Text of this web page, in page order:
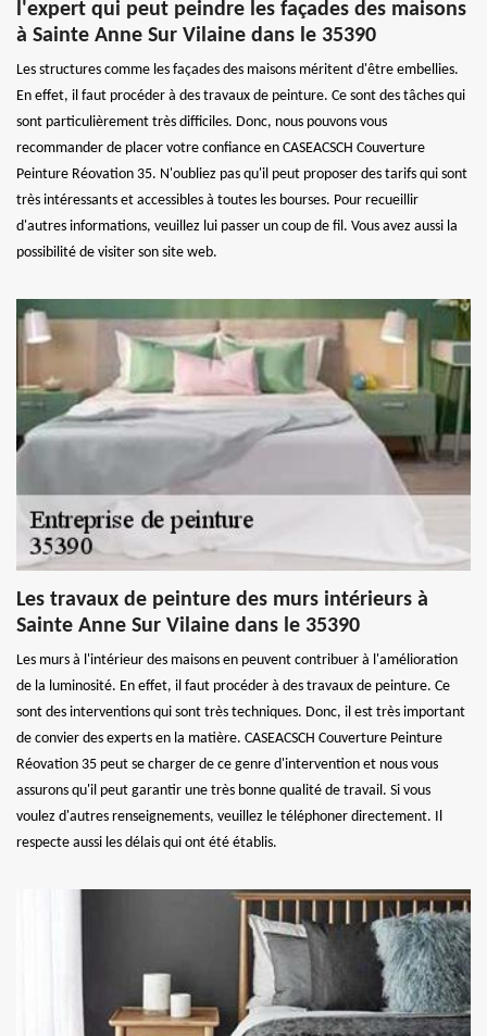
l'expert qui peut peindre les façades des maisons
à Sainte Anne Sur Vilaine dans le 35390
Les structures comme les façades des maisons méritent d'être embellies.
En effet, il faut procéder à des travaux de peinture. Ce sont des tâches qui
sont particulièrement très difficiles. Donc, nous pouvons vous
recommander de placer votre confiance en CASEACSCH Couverture
Peinture Réovation 35. N'oubliez pas qu'il peut proposer des tarifs qui sont
très intéressants et accessibles à toutes les bourses. Pour recueillir
d'autres informations, veuillez lui passer un coup de fil. Vous avez aussi la
possibilité de visiter son site web.
Les travaux de peinture des murs intérieurs à
Sainte Anne Sur Vilaine dans le 35390
Les murs à l'intérieur des maisons en peuvent contribuer à l'amélioration
de la luminosité. En effet, il faut procéder à des travaux de peinture. Ce
sont des interventions qui sont très techniques. Donc, il est très important
de convier des experts en la matière. CASEACSCH Couverture Peinture
Réovation 35 peut se charger de ce genre d'intervention et nous vous
assurons qu'il peut garantir une très bonne qualité de travail. Si vous
voulez d'autres renseignements, veuillez le téléphoner directement. Il
respecte aussi les délais qui ont été établis.